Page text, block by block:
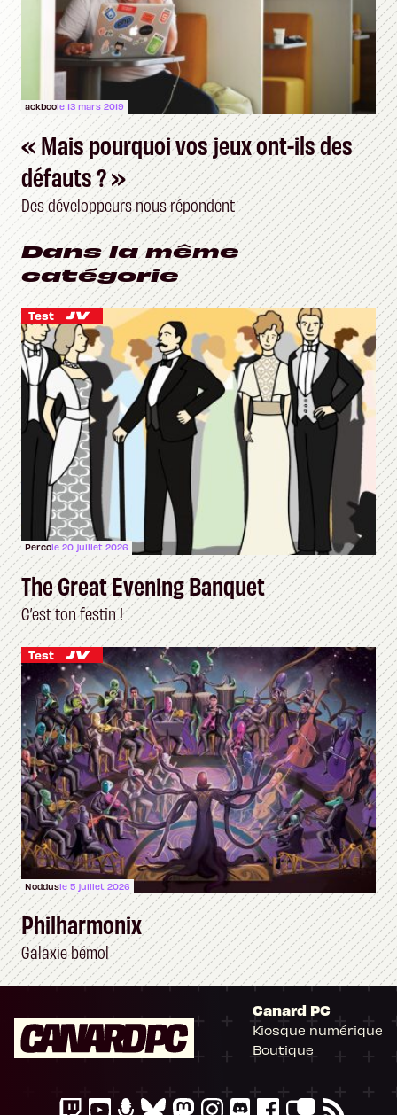
ackboole 13 mars 2019
« Mais pourquoi vos jeux ont-ils des
défauts ? »
Des développeurs nous répondent
Dans la même
catégorie
Test
Percole 20 juillet 2026
The Great Evening Banquet
C’est ton festin !
Test
Noddusle 5 juillet 2026
Philharmonix
Galaxie bémol
Canard PC
Kiosque numérique
Boutique